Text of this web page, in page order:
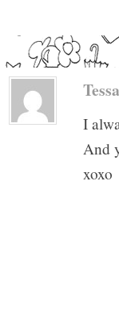
Tessa
I
And
xoxo